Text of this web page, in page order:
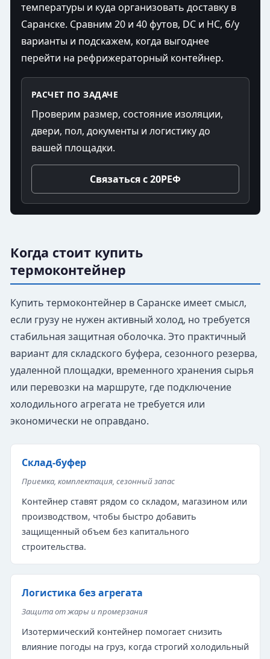
температуры и куда организовать доставку в
Саранске. Сравним 20 и 40 футов, DC и HC, б/у
варианты и подскажем, когда выгоднее
перейти на рефрижераторный контейнер.
РАСЧЕТ ПО ЗАДАЧЕ
Проверим размер, состояние изоляции,
двери, пол, документы и логистику до
вашей площадки.
Связаться с 20РЕФ
Когда стоит купить
термоконтейнер
Купить термоконтейнер в Саранске имеет смысл,
если грузу не нужен активный холод, но требуется
стабильная защитная оболочка. Это практичный
вариант для складского буфера, сезонного резерва,
удаленной площадки, временного хранения сырья
или перевозки на маршруте, где подключение
холодильного агрегата не требуется или
экономически не оправдано.
Склад-буфер
Приемка, комплектация, сезонный запас
Контейнер ставят рядом со складом, магазином или
производством, чтобы быстро добавить
защищенный объем без капитального
строительства.
Логистика без агрегата
Защита от жары и промерзания
Изотермический контейнер помогает снизить
влияние погоды на груз, когда строгий холодильный